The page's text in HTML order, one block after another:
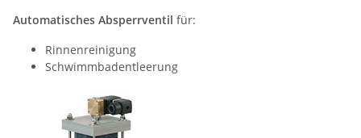
Automatisches Absperrventil für:
Rinnenreinigung
Schwimmbadentleerung